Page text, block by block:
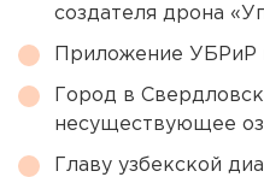
создателя дрона
Приложение УБРиР
Город в
несуществующее
Главу узбекской